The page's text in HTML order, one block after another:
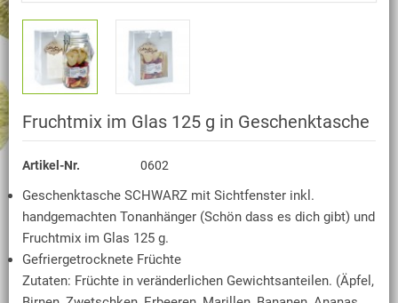
Fruchtmix im Glas 125 g in Geschenktasche
Artikel-Nr. 0602
Geschenktasche SCHWARZ mit Sichtfenster inkl.
handgemachten Tonanhänger (Schön dass es dich gibt) und
Fruchtmix im Glas 125 g.
Gefriergetrocknete Früchte
Zutaten: Früchte in veränderlichen Gewichtsanteilen. (Äpfel,